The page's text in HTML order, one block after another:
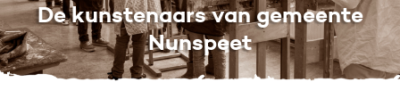
De kunstenaars van gemeente
Nunspeet